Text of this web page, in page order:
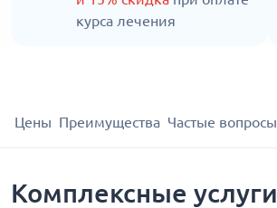
курса лечения
Цены Преимущества Частые вопросы
Комплексные услуги